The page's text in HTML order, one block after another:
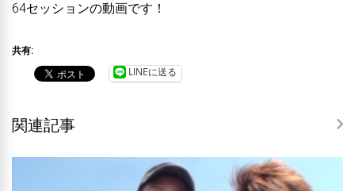
64セッションの動画です！
共有:
LINEに送る
関連記事